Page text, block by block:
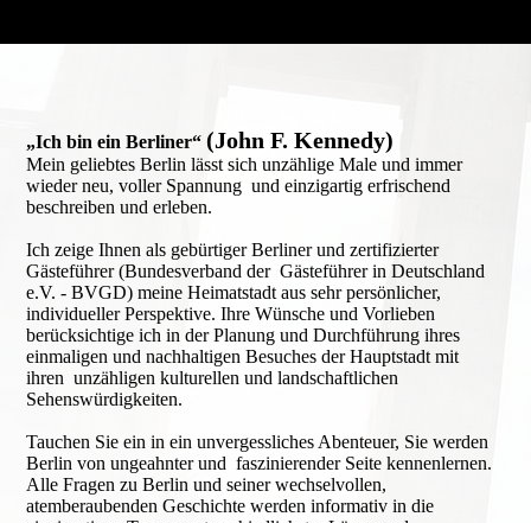
„Ich bin ein Berliner“ (John F. Kennedy)
Mein geliebtes Berlin lässt sich unzählige Male und immer
wieder neu, voller Spannung und einzigartig erfrischend
beschreiben und erleben.
Ich zeige Ihnen als gebürtiger Berliner und zertifizierter
Gästeführer (Bundes­verband der Gästeführer in Deutschland
e.V. - BVGD) meine Heimatstadt aus sehr persönlicher,
individueller Perspektive. Ihre Wünsche und Vorlieben
berücksichtige ich in der Planung und Durchführung ihres
einmaligen und nachhaltigen Besuches der Hauptstadt mit
ihren unzähligen kulturellen und landschaftlichen
Sehenswürdigkeiten.
Tauchen Sie ein in ein unvergessliches Abenteuer, Sie werden
Berlin von ungeahnter und faszinierender Seite kennenlernen.
Alle Fragen zu Berlin und seiner wechsel­vollen,
atemberaubenden Geschichte werden informativ in die